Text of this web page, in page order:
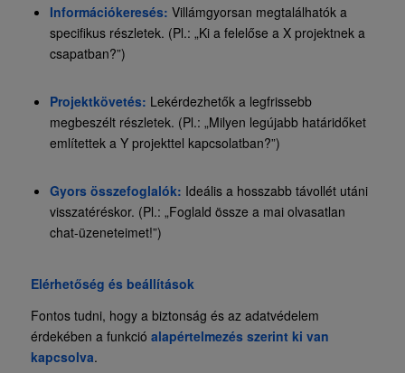
Információkeresés: Villámgyorsan megtalálhatók a
specifikus részletek. (Pl.: „Ki a felelőse a X projektnek a
csapatban?”)
Projektkövetés: Lekérdezhetők a legfrissebb
megbeszélt részletek. (Pl.: „Milyen legújabb határidőket
említettek a Y projekttel kapcsolatban?”)
Gyors összefoglalók: Ideális a hosszabb távollét utáni
visszatéréskor. (Pl.: „Foglald össze a mai olvasatlan
chat-üzeneteimet!”)
Elérhetőség és beállítások
Fontos tudni, hogy a biztonság és az adatvédelem
érdekében a funkció alapértelmezés szerint ki van
kapcsolva.